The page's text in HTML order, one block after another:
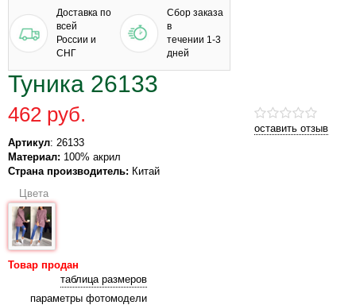
Доставка по
всей
России и
СНГ
Сбор заказа
в
течении 1-3
дней
Туника 26133
оставить отзыв
462 руб.
Артикул: 26133
Материал: 100% акрил
Страна производитель: Китай
Цвета
Товар продан
таблица размеров
параметры фотомодели